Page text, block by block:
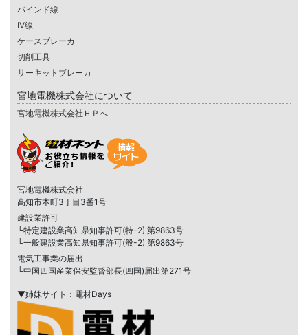
バインド線
IV線
ケースブレーカ
切削工具
サーキットブレーカ
宮地電機株式会社について
宮地電機株式会社ＨＰへ
宮地電機株式会社
高知市本町3丁目3番1号
建設業許可
└特定建設業高知県知事許可(特-2) 第9863号
└一般建設業高知県知事許可(般-2) 第9863号
電気工事業の届出
└中国四国産業保安監督部長(四国)届出第271号
▼姉妹サイト：電材Days